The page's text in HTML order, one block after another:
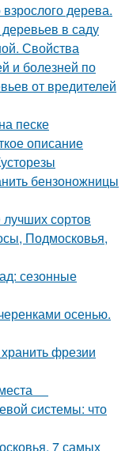
дерева.
в саду
Свойства
и болезней по
от вредителей
песке
описание
бензоножницы
сортов
Подмосковья,
сезонные
осенью.
фрезии
места
системы: что
7 самых